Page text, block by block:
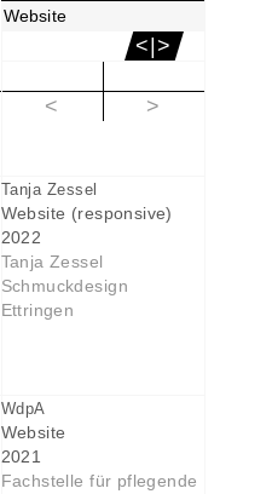
Website
<|>
<
>
Tanja Zessel
Website (responsive)
2022
Tanja Zessel
Schmuckdesign
Ettringen
WdpA
Website
2021
Fachstelle für pflegende